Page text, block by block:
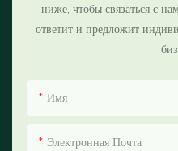
ниже, чтобы связаться с
ответит и предложит
Имя
Электронная Почта